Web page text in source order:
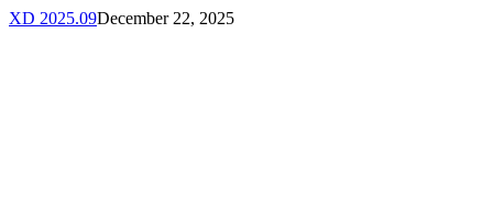
XD 2025.09December 22, 2025